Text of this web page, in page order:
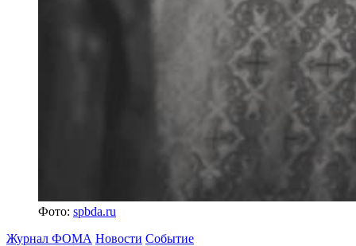
Фото: spbda.ru
Журнал ФОМА Новости Событие